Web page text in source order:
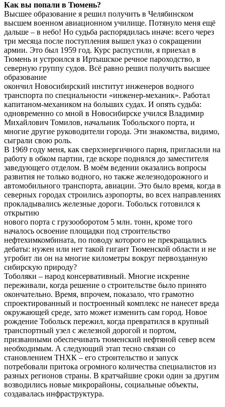
Как вы попали в Тюмень?
Высшее образование я решил получить в Челябинском
высшем военном авиационном училище. Потянуло меня ещё
дальше – в небо! Но судьба распорядилась иначе: всего через
три месяца после поступления вышел указ о сокращении
армии. Это был 1959 год. Курс распустили, я приехал в
Тюмень и устроился в Иртышское речное пароходство, в
северную группу судов. Всё равно решил получить высшее
образование
окончил Новосибирский институт инженеров водного
транспорта по специальности «инженер-механик». Работал
капитаном-механиком на больших судах. И опять судьба:
одновременно со мной в Новосибирске учился Владимир
Михайлович Томилов, начальник Тобольского порта, и
многие другие руководители города. Эти знакомства, видимо,
сыграли свою роль.
В 1969 году меня, как сверхэнергичного парня, пригласили на
работу в обком партии, где вскоре поднялся до заместителя
заведующего отделом. В моём ведении оказались вопросы
развития не только водного, но также железнодорожного и
автомобильного транспорта, авиации. Это было время, когда в
северных городах строились аэропорты, во всех направлениях
прокладывались железные дороги. Тобольск готовился к
открытию
нового порта с грузооборотом 5 млн. тонн, кроме того
началось освоение площадки под строительство
нефтехимкомбината, по поводу которого не прекращались
дебаты: нужен или нет такой гигант Тюменской области и не
угробит ли он на многие километры вокруг первозданную
сибирскую природу?
Тоболяки – народ консервативный. Многие искренне
переживали, когда решение о строительстве было принято
окончательно. Время, впрочем, показало, что грамотно
спроектированный и построенный комплекс не нанесет вреда
окружающей среде, зато может изменить сам город. Новое
рождение Тобольск пережил, когда превратился в крупный
транспортный узел с железной дорогой и портом,
призванными обеспечивать тюменский нефтяной север всем
необходимым. А следующий этап тесно связан со
становлением ТНХК – его строительство и запуск
потребовали притока огромного количества специалистов из
разных регионов страны. В кратчайшие сроки один за другим
возводились новые микрорайоны, социальные объекты,
создавалась инфраструктура.